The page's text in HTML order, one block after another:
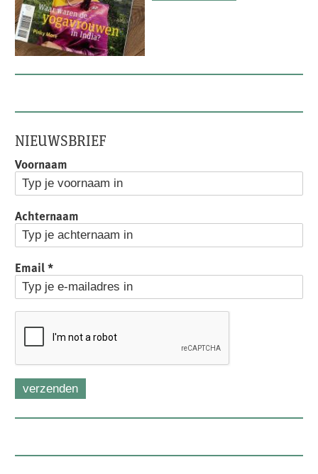
NIEUWSBRIEF
Voornaam
Achternaam
Email*
verzenden